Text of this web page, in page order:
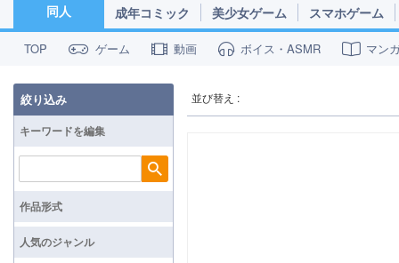
同人 成年コミック 美少女ゲーム スマホゲーム
TOP ゲーム 動画 ボイス・ASMR マン
並び替え :
絞り込み
キーワードを編集
検索
作品形式
人気のジャンル